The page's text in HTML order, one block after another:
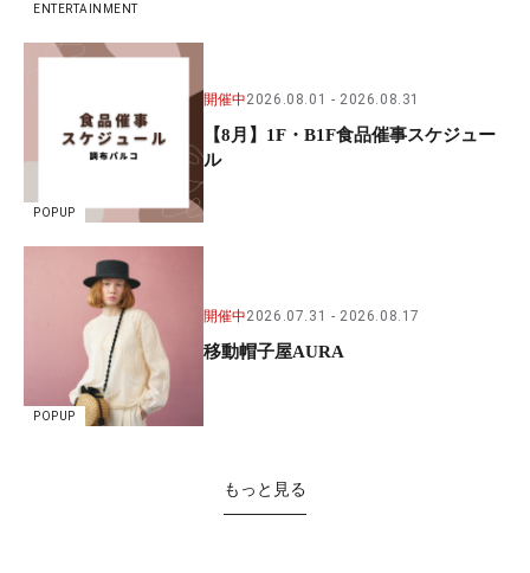
ENTERTAINMENT
POPUP
開催中2026.08.01 2026.08.31
【8月】1F・B1F食品催事スケジュー
ル
POPUP
開催中2026.07.31 2026.08.17
移動帽子屋AURA
もっと見る